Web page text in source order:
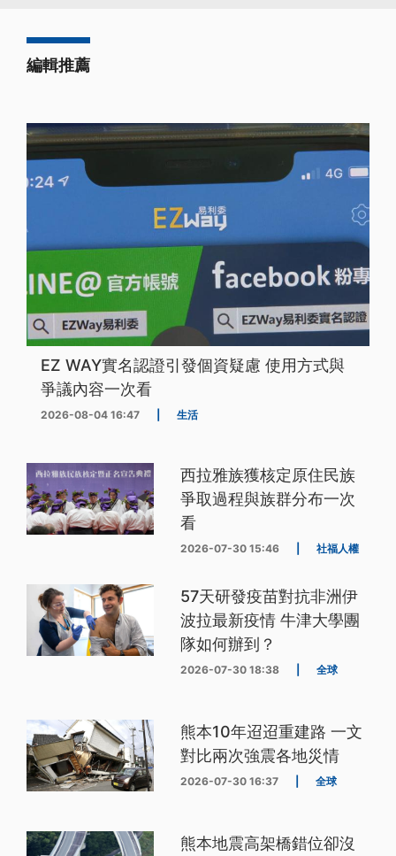
編輯推薦
EZ WAY實名認證引發個資疑慮 使用方式與
爭議內容一次看
2026-08-04 16:47 生活
西拉雅族獲核定原住民族
爭取過程與族群分布一次
看
2026-07-30 15:46 社福人權
57天研發疫苗對抗非洲伊
波拉最新疫情 牛津大學團
隊如何辦到？
2026-07-30 18:38 全球
熊本10年迢迢重建路 一文
對比兩次強震各地災情
2026-07-30 16:37 全球
熊本地震高架橋錯位卻沒